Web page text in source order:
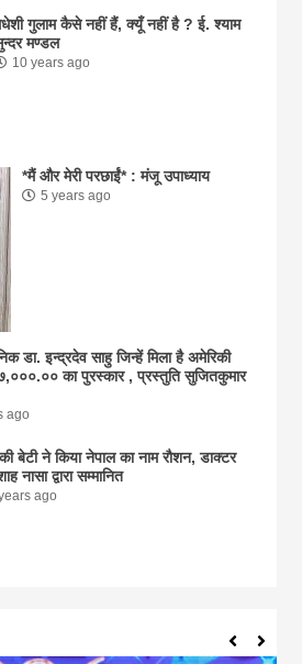
गुलाम कैसे नहीं हैं, क्यूँ नहीं है ? ई. श्याम
मण्डल
10 years ago
*मैं और मेरी परछाईं* : मंजू उपाध्याय
5 years ago
डा. इन्द्रदेव साहु जिन्हें मिला है अमेरिकी
का पुरस्कार , प्रस्तुति सुजितकुमार
ago
बेटी ने किया नेपाल का नाम राैशन, डाक्टर
नासा द्वारा सम्मानित
ago